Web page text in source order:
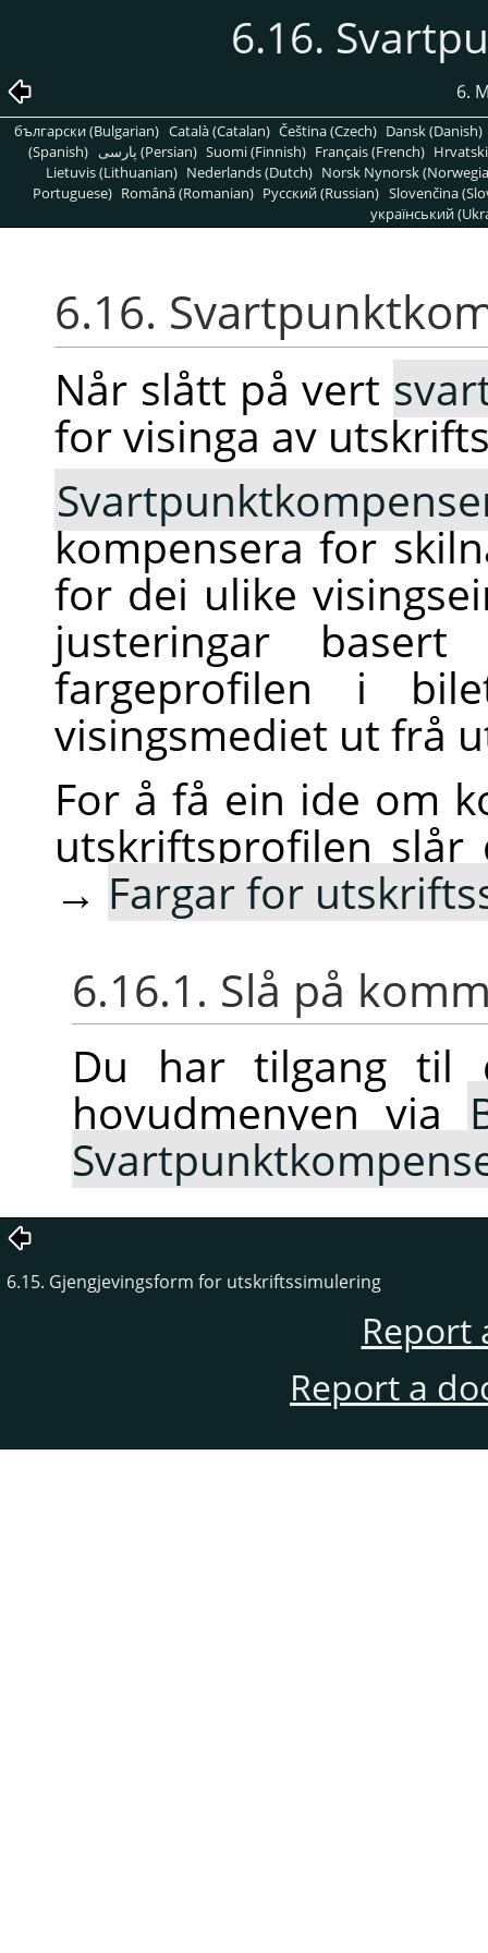
6.16.
6.
български (Bulgarian) Català (Catalan) Čeština (Czech) Dansk (Danish)
(Spanish)
پارسی (Persian) Suomi (Finnish) Français (French)
Lietuvis (Lithuanian) Nederlands (Dutch) Norsk Nynorsk
Portuguese) Română (Romanian) Pусский (Russian) Slovenčina
український
6.16.
Når slått på vert
for visinga av
kompensera for
for dei ulike
justeringar
fargeprofilen i
visingsmediet ut frå
For å få ein ide om
utskriftsprofilen
→ Fargar for
6.16.1. Slå på
Du har tilgang til
hovudmenyen via
6.15. Gjengjevingsform for utskriftssimulering
Report
Report a